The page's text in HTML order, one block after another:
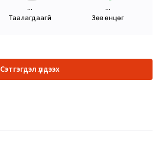
...
Таалагдаагүй
...
Зөв өнцөг
Сэтгэгдэл үлдээх